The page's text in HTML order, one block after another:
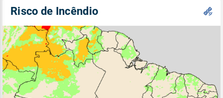
Risco de Incêndio